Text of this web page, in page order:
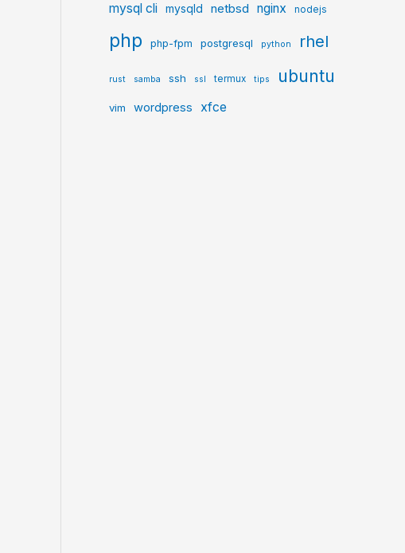
mysql cli mysqld netbsd nginx nodejs
php php-fpm postgresql python rhel
rust samba ssh ssl termux tips ubuntu
vim wordpress xfce